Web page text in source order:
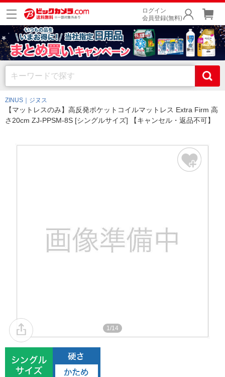
ログイン
会員登録(無料)
ZINUS｜ジヌス
【マットレスのみ】高反発ポケットコイルマットレス Extra Firm 高
さ20cm ZJ-PPSM-8S [シングルサイズ] 【キャンセル・返品不可】
1/14